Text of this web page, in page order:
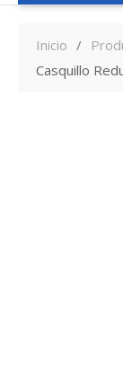
Inicio
Casquillo